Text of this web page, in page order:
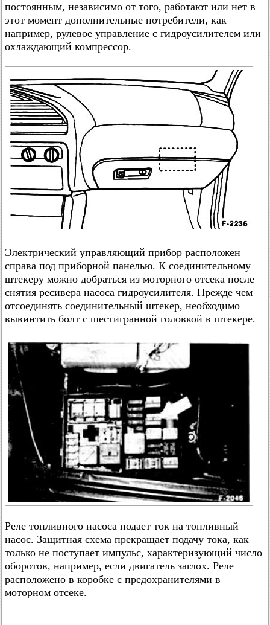
постоянным, независимо от того, работают или нет в
этот момент дополнительные потребители, как
например, рулевое управление с гидроусилителем или
охлаждающий компрессор.
Электрический управляющий прибор расположен
справа под приборной панелью. К соединительному
штекеру можно добраться из моторного отсека после
снятия ресивера насоса гидроусилителя. Прежде чем
отсоединять соединительный штекер, необходимо
вывинтить болт с шестигранной головкой в штекере.
Реле топливного насоса подает ток на топливный
насос. Защитная схема прекращает подачу тока, как
только не поступает импульс, характеризующий число
оборотов, например, если двигатель заглох. Реле
расположено в коробке с предохранителями в
моторном отсеке.